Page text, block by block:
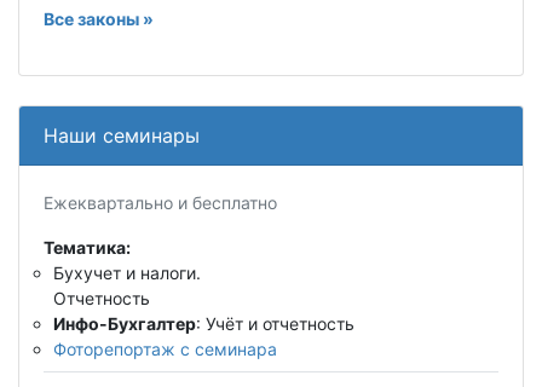
Все законы »
Наши семинары
Ежеквартально и бесплатно
Тематика:
Бухучет и налоги.
Отчетность
Инфо-Бухгалтер: Учёт и отчетность
Фоторепортаж с семинара